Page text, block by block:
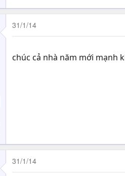
31/1/14
chúc cả nhà năm mới mạnh
31/1/14